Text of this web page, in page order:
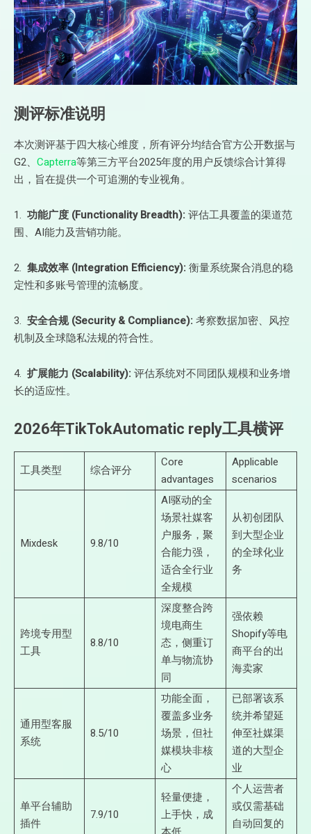
测评标准说明
本次测评基于四大核心维度，所有评分均结合官方公开数据与
G2、 Capterra等第三方平台2025年度的用户反馈综合计算得
出，旨在提供一个可追溯的专业视角。
1. 功能广度 (Functionality Breadth):评估工具覆盖的渠道范
围、AI能力及营销功能。
2. 集成效率 (Integration Efficiency):衡量系统聚合消息的稳
定性和多账号管理的流畅度。
3.安全合规 (Security & Compliance):考察数据加密、风控
机制及全球隐私法规的符合性。
4. 扩展能力 (Scalability):评估系统对不同团队规模和业务增
长的适应性。
2026年TikTokAutomatic reply工具横评
工具类型 综合评分
Core
advantages
Applicable
scenarios
Mixdesk 9.8/10
AI驱动的全
场景社媒客
户服务，聚
合能力强，
适合全行业
全规模
从初创团队
到大型企业
的全球化业
务
跨境专用型
工具
8.8/10
深度整合跨
境电商生
态，侧重订
单与物流协
同
强依赖
Shopify等电
商平台的出
海卖家
通用型客服
系统
8.5/10
功能全面，
覆盖多业务
场景，但社
媒模块非核
心
已部署该系
统并希望延
伸至社媒渠
道的大型企
业
单平台辅助
插件
7.9/10
轻量便捷，
上手快，成
个人运营者
或仅需基础
自动回复的